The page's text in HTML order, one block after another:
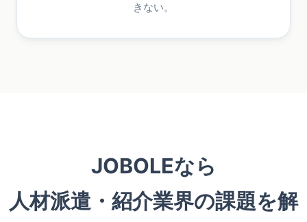
きない。
JOBOLEなら
人材派遣・紹介業界の課題を解